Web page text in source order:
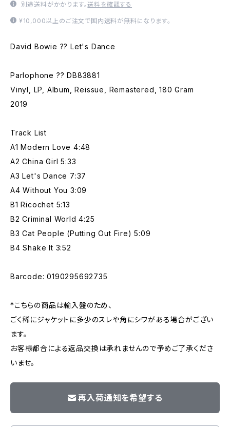
別途送料がかかります。送料を確認する
¥10,000以上のご注文で国内送料が無料になります。
David Bowie ?? Let's Dance
Parlophone ?? DB83881
Vinyl, LP, Album, Reissue, Remastered, 180 Gram
2019
Track List
A1 Modern Love 4:48
A2 China Girl 5:33
A3 Let's Dance 7:37
A4 Without You 3:09
B1 Ricochet 5:13
B2 Criminal World 4:25
B3 Cat People (Putting Out Fire) 5:09
B4 Shake It 3:52
Barcode: 0190295692735
*こちらの商品は輸入盤のため、
ごく稀にジャケットに多少のスレや角にシワがある場合がござい
ます。
お客様都合による返品交換は承れませんので予めご了承くださ
いませ。
再入荷通知を希望する